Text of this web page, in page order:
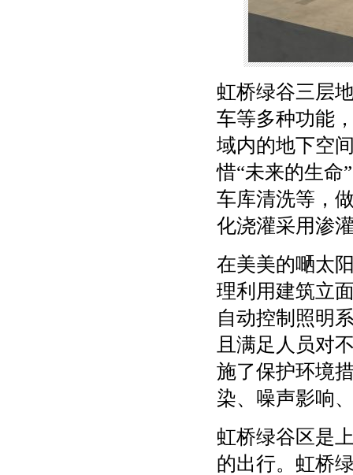
虹桥绿谷三层
车等多种功能
域内的地下空
惜“未来的生命
车库清洗等，
化浇灌采用渗
在美美的嗮太
理利用建筑立
自动控制照明
且满足人员对
施了保护环境
染、噪声影响
虹桥绿谷区是
的出行。虹桥